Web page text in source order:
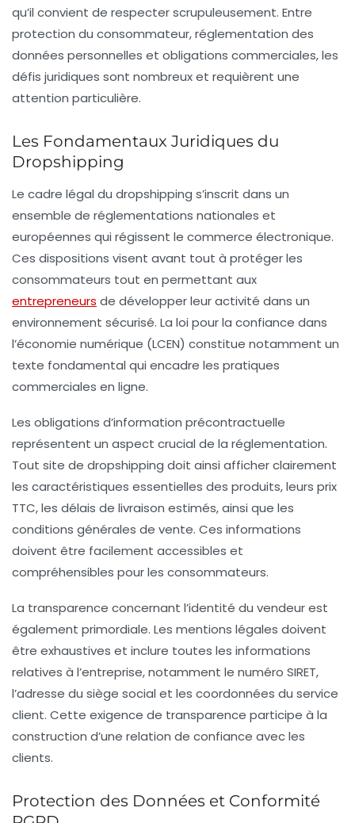
qu’il convient de respecter scrupuleusement. Entre
protection du consommateur, réglementation des
données personnelles et obligations commerciales, les
défis juridiques sont nombreux et requièrent une
attention particulière.
Les Fondamentaux Juridiques du
Dropshipping
Le cadre légal du dropshipping s’inscrit dans un
ensemble de réglementations nationales et
européennes qui régissent le commerce électronique.
Ces dispositions visent avant tout à protéger les
consommateurs tout en permettant aux
entrepreneurs de développer leur activité dans un
environnement sécurisé. La loi pour la confiance dans
l’économie numérique (LCEN) constitue notamment un
texte fondamental qui encadre les pratiques
commerciales en ligne.
Les obligations d’information précontractuelle
représentent un aspect crucial de la réglementation.
Tout site de dropshipping doit ainsi afficher clairement
les caractéristiques essentielles des produits, leurs prix
TTC, les délais de livraison estimés, ainsi que les
conditions générales de vente. Ces informations
doivent être facilement accessibles et
compréhensibles pour les consommateurs.
La transparence concernant l’identité du vendeur est
également primordiale. Les mentions légales doivent
être exhaustives et inclure toutes les informations
relatives à l’entreprise, notamment le numéro SIRET,
l’adresse du siège social et les coordonnées du service
client. Cette exigence de transparence participe à la
construction d’une relation de confiance avec les
clients.
Protection des Données et Conformité